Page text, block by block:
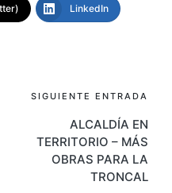
LinkedIn
SIGUIENTE ENTRADA
ALCALDÍA EN
TERRITORIO – MÁS
OBRAS PARA LA
TRONCAL